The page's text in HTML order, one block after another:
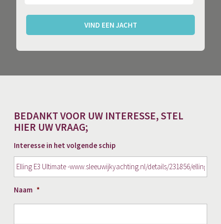
VIND EEN JACHT
BEDANKT VOOR UW INTERESSE, STEL
HIER UW VRAAG;
Interesse in het volgende schip
Naam *